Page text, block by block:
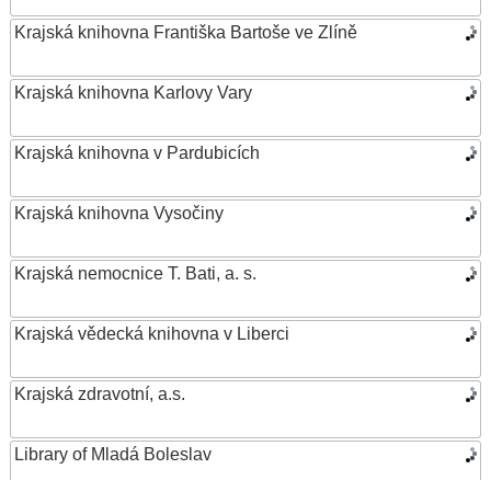
Krajská knihovna Františka Bartoše ve Zlíně
Krajská knihovna Karlovy Vary
Krajská knihovna v Pardubicích
Krajská knihovna Vysočiny
Krajská nemocnice T. Bati, a. s.
Krajská vědecká knihovna v Liberci
Krajská zdravotní, a.s.
Library of Mladá Boleslav